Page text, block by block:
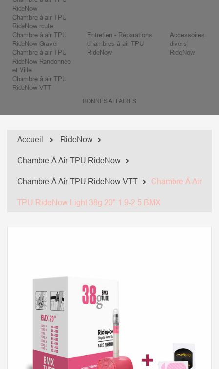
RideNow
Chambre à air TPU
RideNow route
Chambre à air TPU
RideNow Gravel
Chambre à air TPU
RideNow Randonnée
et Ville
Chambre à air TPU
RideNow VTT
Entretien - Réparations
chambres à air TPU
RideNow
Accessoires
divers
RideNow
BONNES AFFAIRES
Accueil RideNow
Chambre À Air TPU RideNow
Chambre À Air TPU RideNow VTT Chambre À Air
TPU RideNow Light 38g 20" 1.9-2.5 BMX